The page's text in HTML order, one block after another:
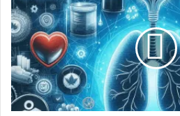
e
n
a
l
i
1
0
C